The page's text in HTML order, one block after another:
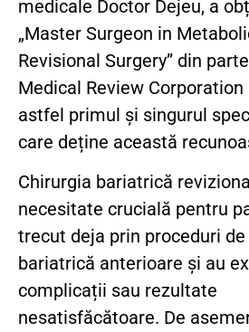
medicale Doctor Dejeu, a
„Master Surgeon in
Revisional Surgery” din
Medical Review Corporation
astfel primul și singurul
care deține această
Chirurgia bariatrică
necesitate crucială pentru
trecut deja prin proceduri
bariatrică anterioare și au
complicații sau rezultate
nesatisfăcătoare. De